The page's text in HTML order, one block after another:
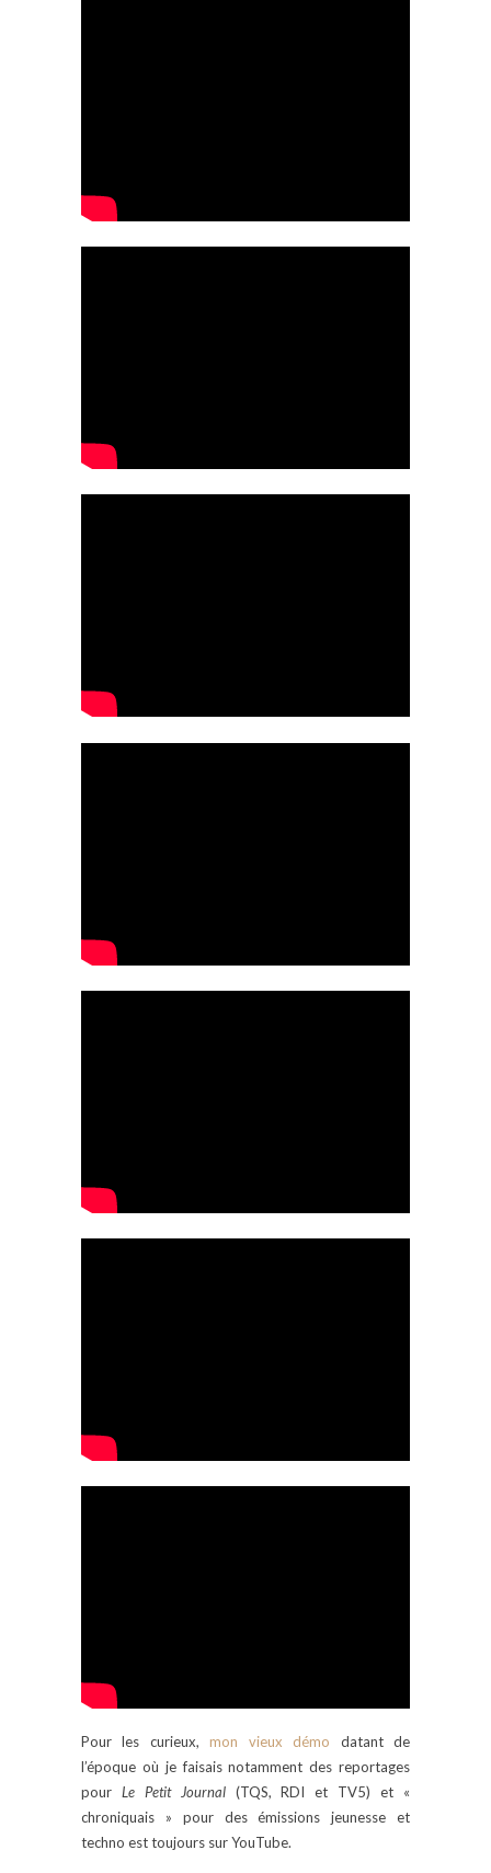
Pour les curieux,mon vieux démo datant de
l’époque où je faisais notamment des reportages
pour Le Petit Journal(TQS, RDI et TV5) et «
chroniquais » pour des émissions jeunesse et
techno est toujours sur YouTube.